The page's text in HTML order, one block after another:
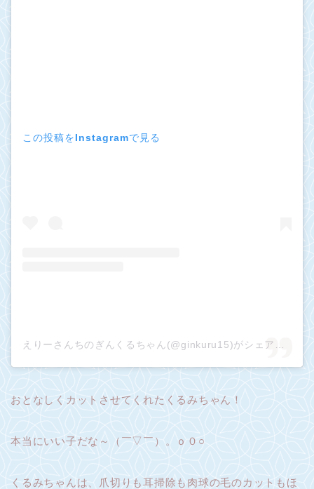
この投稿をInstagramで見る
おとなしくカットさせてくれたくるみちゃん！
本当にいい子だな～（￣▽￣）。ｏ０○
くるみちゃんは、爪切りも耳掃除も肉球の毛のカットもほ